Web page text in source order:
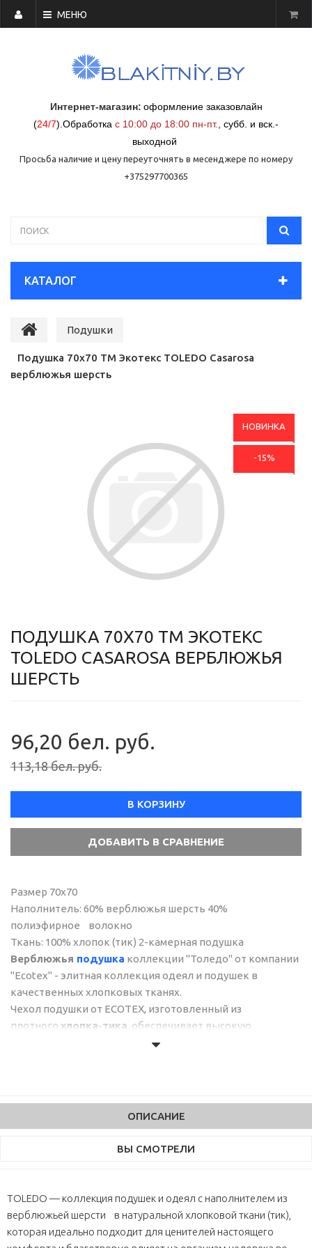
МЕНЮ
Интернет-магазин: оформление заказовлайн
(24/7) Обработка с 10:00 до 18:00 пн-пт. субб. и вск.-
выходной
Просьба наличие и цену переуточнять в месенджере по номеру
+375297700365
КАТАЛОГ
Подушки
Подушка 70х70 ТМ Экотекс TOLEDO Casarosa
верблюжья шерсть
НОВИНКА
-15%
ПОДУШКА 70Х70 ТМ ЭКОТЕКС
TOLEDO CASAROSA ВЕРБЛЮЖЬЯ
ШЕРСТЬ
96,20 бел. руб.
113,18 бел. руб.
В КОРЗИНУ
Размер 70х70
Наполнитель: 60% верблюжья шерсть 40%
полиэфирное волокно
Ткань: 100% хлопок (тик) 2-камерная подушка
Верблюжья подушка коллекции "Толедо" от компании
"Ecotex" - элитная коллекция одеял и подушек в
качественных хлопковых тканях.
Чехол подушки от ECOTEX, изготовленный из
плотного хлопка-тика , обеспечивает высокую
износостойкость и долгий срок службы изделия.
Верблюжья шерсть высоко ценится за уникальные
природно-целебные свойства:
- Экологичность, натуральность и антистатичность.
- Сухое тепло: оптимальный температурный баланс.
ОПИСАНИЕ
ВЫ СМОТРЕЛИ
TOLEDO — коллекция подушек и одеял с наполнителем из
верблюжьей шерсти в натуральной хлопковой ткани (тик),
которая идеально подходит для ценителей настоящего